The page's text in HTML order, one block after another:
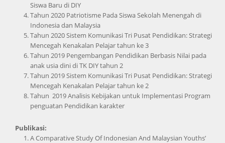
Siswa Baru di DIY
Tahun 2020 Patriotisme Pada Siswa Sekolah Menengah di
Indonesia dan Malaysia
Tahun 2020 Sistem Komunikasi Tri Pusat Pendidikan: Strategi
Mencegah Kenakalan Pelajar tahun ke 3
Tahun 2019 Pengembangan Pendidikan Berbasis Nilai pada
anak usia dini di TK DIY tahun 2
Tahun 2019 Sistem Komunikasi Tri Pusat Pendidikan: Strategi
Mencegah Kenakalan Pelajar tahun ke 2
Tahun 2019 Analisis Kebijakan untuk Implementasi Program
penguatan Pendidikan karakter
Publikasi:
A Comparative Study Of Indonesian And Malaysian Youths’